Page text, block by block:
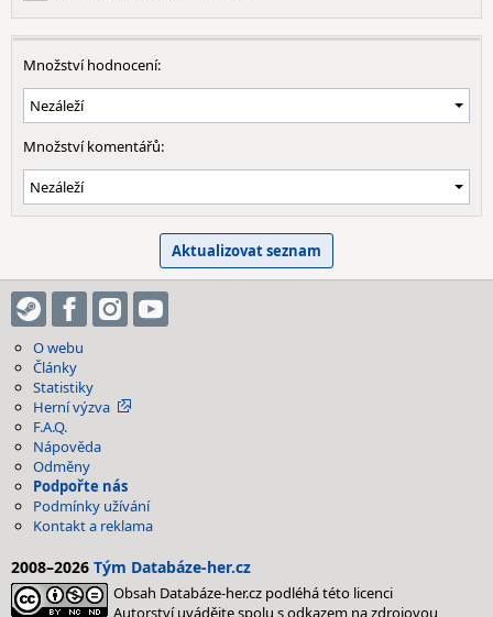
Množství hodnocení:
Množství komentářů:
O webu
Články
Statistiky
Herní výzva
F.A.Q.
Nápověda
Odměny
Podpořte nás
Podmínky užívání
Kontakt a reklama
2008–2026 Tým Databáze-her.cz
Obsah Databáze-her.cz podléhá této licenci
Autorství uvádějte spolu s odkazem na zdrojovou